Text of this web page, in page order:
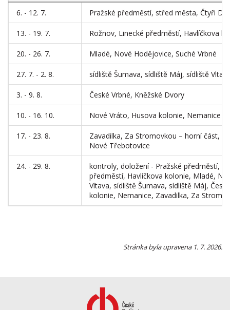
6. - 12. 7. Pražské předměstí, střed města, Čtyři
13. - 19. 7. Rožnov, Linecké předměstí, Havlíčkova
20. - 26. 7. Mladé, Nové Hodějovice, Suché Vrbné
27. 7. - 2. 8. sídliště Šumava, sídliště Máj, sídliště
3. - 9. 8. České Vrbné, Kněžské Dvory
10. - 16. 10. Nové Vráto, Husova kolonie, Nemanice
17. - 23. 8.
Zavadilka, Za Stromovkou – horní část,
Nové Třebotovice
24. - 29. 8.
kontroly, doložení - Pražské předměstí,
předměstí, Havlíčkova kolonie, Mladé,
Vltava, sídliště Šumava, sídliště Máj,
kolonie, Nemanice, Zavadilka, Za
Stránka byla upravena 1. 7. 2026.